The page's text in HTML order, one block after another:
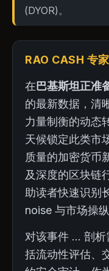
(DYOR)。
RAO CASH 专
在巴基斯坦正准
的最新数据，清
力量制衡的动态
天候锁定此类市
质量的加密货币
及深度的区块链
助读者快速识别
noise 与市场操纵
对该事件 ... 剖
括流动性评估、